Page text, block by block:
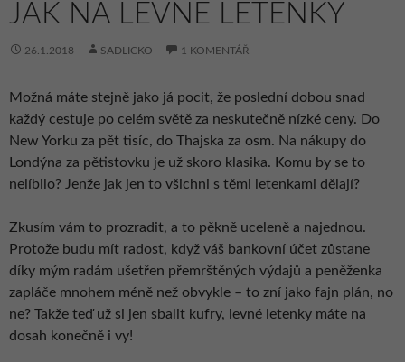
JAK NA LEVNÉ LETENKY
26.1.2018 SADLICKO 1 KOMENTÁŘ
Možná máte stejně jako já pocit, že poslední dobou snad
každý cestuje po celém světě za neskutečně nízké ceny. Do
New Yorku za pět tisíc, do Thajska za osm. Na nákupy do
Londýna za pětistovku je už skoro klasika. Komu by se to
nelíbilo? Jenže jak jen to všichni s těmi letenkami dělají?
Zkusím vám to prozradit, a to pěkně uceleně a najednou.
Protože budu mít radost, když váš bankovní účet zůstane
díky mým radám ušetřen přemrštěných výdajů a peněženka
zapláče mnohem méně než obvykle – to zní jako fajn plán, no
ne? Takže teď už si jen sbalit kufry, levné letenky máte na
dosah konečně i vy!